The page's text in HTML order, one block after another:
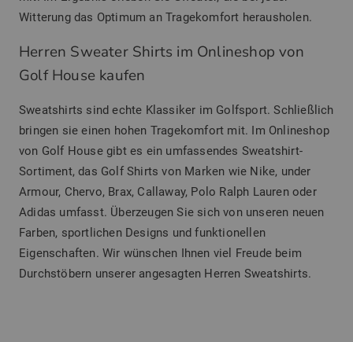
Witterung das Optimum an Tragekomfort herausholen.
Herren Sweater Shirts im Onlineshop von
Golf House kaufen
Sweatshirts sind echte Klassiker im Golfsport. Schließlich
bringen sie einen hohen Tragekomfort mit. Im Onlineshop
von Golf House gibt es ein umfassendes Sweatshirt-
Sortiment, das Golf Shirts von Marken wie Nike, under
Armour, Chervo, Brax, Callaway, Polo Ralph Lauren oder
Adidas umfasst. Überzeugen Sie sich von unseren neuen
Farben, sportlichen Designs und funktionellen
Eigenschaften. Wir wünschen Ihnen viel Freude beim
Durchstöbern unserer angesagten Herren Sweatshirts.